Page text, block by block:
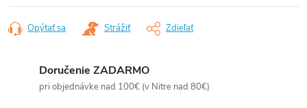
Opýtať sa Strážiť Zdieľať
Doručenie ZADARMO
pri objednávke nad 100€ (v Nitre nad 80€)